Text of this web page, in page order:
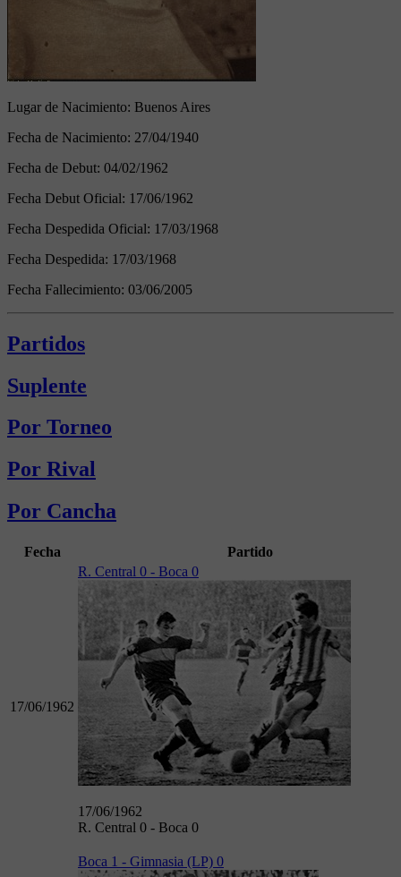
Lugar de Nacimiento: Buenos Aires
Fecha de Nacimiento: 27/04/1940
Fecha de Debut: 04/02/1962
Fecha Debut Oficial: 17/06/1962
Fecha Despedida Oficial: 17/03/1968
Fecha Despedida: 17/03/1968
Fecha Fallecimiento: 03/06/2005
Partidos
Suplente
Por Torneo
Por Rival
Por Cancha
Fecha Partido
17/06/1962
R. Central 0 - Boca 0
17/06/1962
R. Central 0 - Boca 0
Boca 1 - Gimnasia (LP) 0